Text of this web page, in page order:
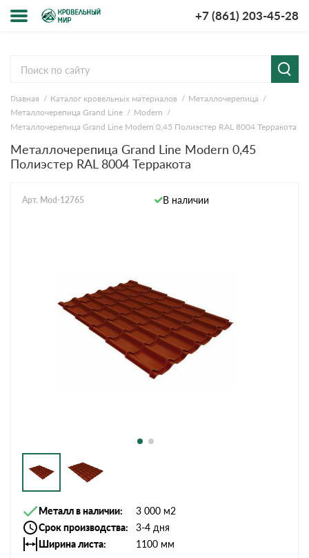
+7 (861) 203-45-28
компании
и оплата
Главная Каталог кровельных материалов
Металлочерепица
Металлочерепица Grand Line
Modern
Металлочерепица Grand Line Modern 0,45 Полиэстер RAL 8004 Терракота
Металлочерепица Grand Line Modern 0,45
Полиэстер RAL 8004 Терракота
Арт. Mod-12765 В наличии
Металл в наличии
3 000 м2
Срок производства
3-4 дня
Ширина листа
1100 мм